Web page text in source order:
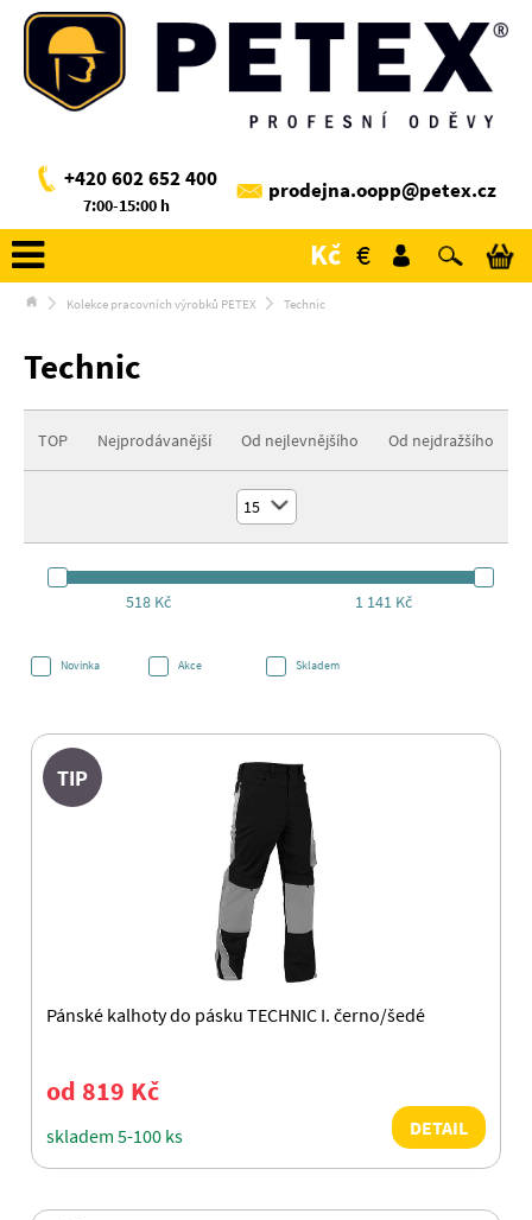
+420 602 652 400
7:00-15:00 h
prodejna.oopp@petex.cz
Kč €
Kolekce pracovních výrobků PETEX Technic
Technic
TOP Nejprodávanější Od nejlevnějšího Od nejdražšího
15
518 Kč 1 141 Kč
Novinka Akce Skladem
TIP
Pánské kalhoty do pásku TECHNIC I. černo/šedé
od 819 Kč
skladem 5-100 ks DETAIL